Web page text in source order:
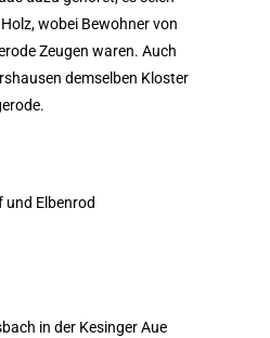
wobei Bewohner von
Zeugen waren. Auch
demselben Kloster
Elbenrod
in der Kesinger Aue